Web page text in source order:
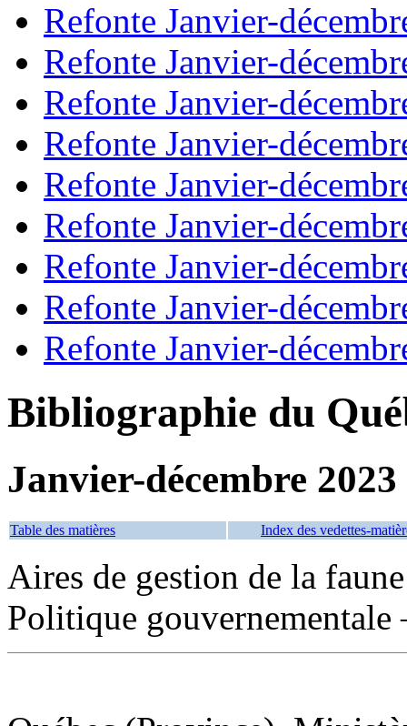
Refonte Janvier-
Refonte Janvier-
Refonte Janvier-
Refonte Janvier-
Refonte Janvier-
Refonte Janvier-
Refonte Janvier-
Refonte Janvier-
Refonte Janvier-
Bibliographie du
Janvier-décembre 2023
Table des matières Index des vedettes-
Aires de gestion de la
Politique